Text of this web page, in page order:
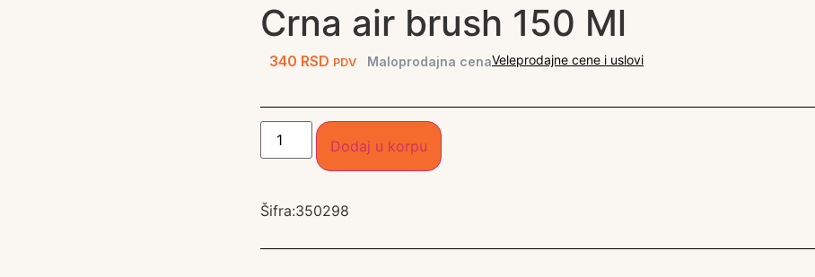
Crna air brush 150 Ml
340 RSD PDV Maloprodajna cenaVeleprodajne cene i uslovi
Dodaj u korpu
Šifra:350298